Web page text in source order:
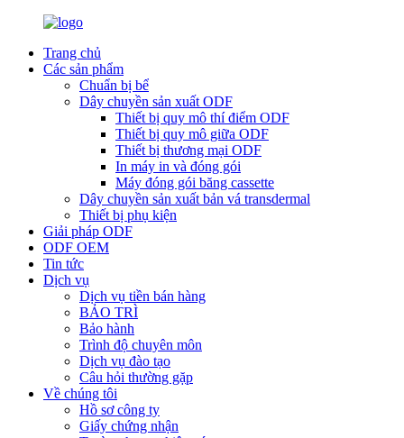
Trang chủ
Các sản phẩm
Chuẩn bị bể
Dây chuyền sản xuất ODF
Thiết bị quy mô thí điểm ODF
Thiết bị quy mô giữa ODF
Thiết bị thương mại ODF
In máy in và đóng gói
Máy đóng gói băng cassette
Dây chuyền sản xuất bản vá transdermal
Thiết bị phụ kiện
Giải pháp ODF
ODF OEM
Tin tức
Dịch vụ
Dịch vụ tiền bán hàng
BẢO TRÌ
Bảo hành
Trình độ chuyên môn
Dịch vụ đào tạo
Câu hỏi thường gặp
Về chúng tôi
Hồ sơ công ty
Giấy chứng nhận